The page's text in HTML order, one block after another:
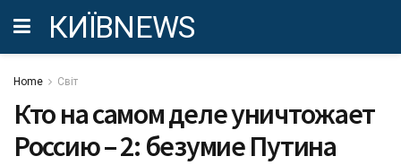
КИЇВNEWS
Home Світ
Кто на самом деле уничтожает
Россию – 2: безумие Путина